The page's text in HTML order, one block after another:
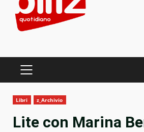
PRIMARY
Libri z_Archivio
Lite con Marina